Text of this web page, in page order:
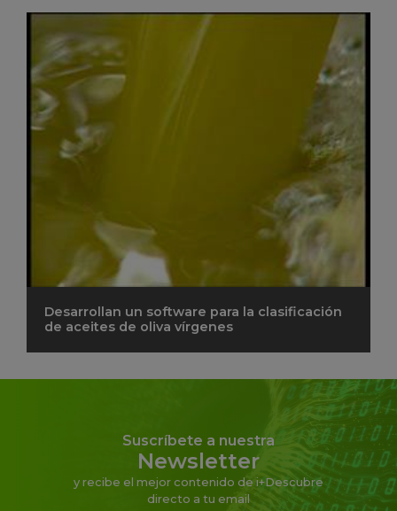
Desarrollan un software para la clasificación
de aceites de oliva vírgenes
Suscríbete a nuestra
Newsletter
y recibe el mejor contenido de i+Descubre
directo a tu email